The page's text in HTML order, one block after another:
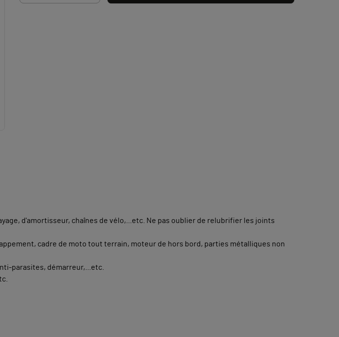
d'amortisseur, chaînes de vélo,...etc. Ne pas oublier de relubrifier les joints
cadre de moto tout terrain, moteur de hors bord, parties métalliques non
parasites, démarreur,...etc.